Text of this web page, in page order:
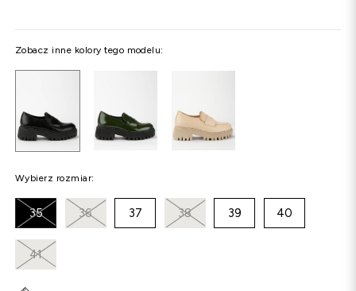
Zobacz inne kolory tego modelu:
Wybierz rozmiar:
35 36 37 38 39 40
41